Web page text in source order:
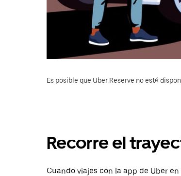
Es posible que Uber Reserve no esté
Recorre el
Cuando viajes con la app de Uber